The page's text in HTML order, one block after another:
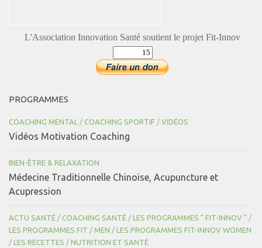
L'Association Innovation Santé soutient le projet Fit-Innov
PROGRAMMES
COACHING MENTAL / COACHING SPORTIF / VIDÉOS
Vidéos Motivation Coaching
BIEN-ÊTRE & RELAXATION
Médecine Traditionnelle Chinoise, Acupuncture et
Acupression
ACTU SANTÉ / COACHING SANTÉ / LES PROGRAMMES " FIT-INNOV " /
LES PROGRAMMES FIT / MEN / LES PROGRAMMES FIT-INNOV WOMEN
/ LES RECETTES / NUTRITION ET SANTÉ